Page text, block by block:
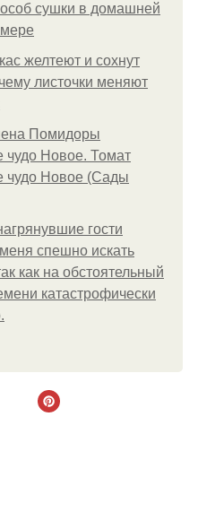
сушки в домашней
желтеют и сохнут
листочки меняют
Помидоры
чудо Новое. Томат
чудо Новое (Сады
гости
спешно искать
как на обстоятельный
катастрофически